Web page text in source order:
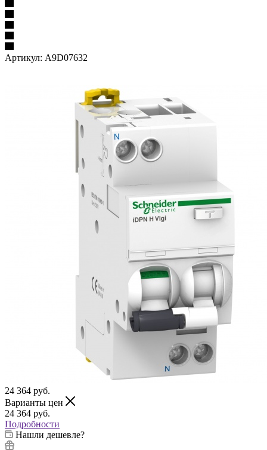
Артикул: A9D07632
24 364 руб.
Варианты цен
24 364 руб.
Подробности
Нашли дешевле?